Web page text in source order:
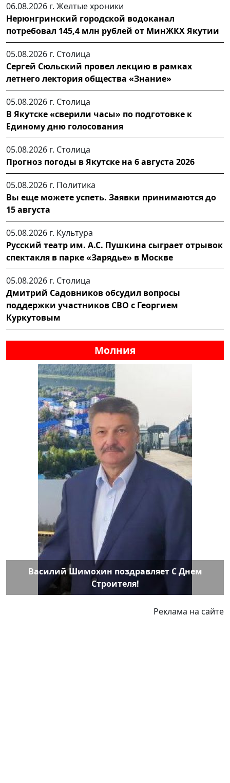
06.08.2026 г. Желтые хроники
Нерюнгринский городской водоканал
потребовал 145,4 млн рублей от МинЖКХ Якутии
05.08.2026 г. Столица
Сергей Сюльский провел лекцию в рамках
летнего лектория общества «Знание»
05.08.2026 г. Столица
В Якутске «сверили часы» по подготовке к
Единому дню голосования
05.08.2026 г. Столица
Прогноз погоды в Якутске на 6 августа 2026
05.08.2026 г. Политика
Вы еще можете успеть. Заявки принимаются до
15 августа
05.08.2026 г. Культура
Русский театр им. А.С. Пушкина сыграет отрывок
спектакля в парке «Зарядье» в Москве
05.08.2026 г. Столица
Дмитрий Садовников обсудил вопросы
поддержки участников СВО с Георгием
Куркутовым
Молния
Василий Шимохин поздравляет С Днем
Строителя!
Реклама на сайте